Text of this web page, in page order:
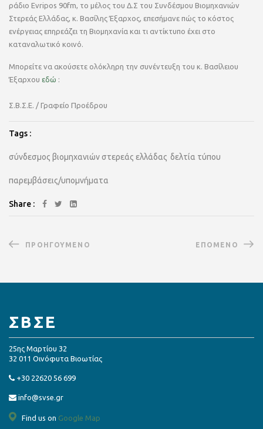
ράδιο Evripos 90fm, το μέλος του Δ.Σ του Συνδέσμου Βιομηχανιών
Στερεάς Ελλάδας, κ. Βασίλης Έξαρχος, επεσήμανε πώς το κόστος
ενέργειας επηρεάζει τη Βιομηχανία και τι αντίκτυπο έχει στο
καταναλωτικό κοινό.
Μπορείτε να ακούσετε ολόκληρη την συνέντευξη του κ. Βασίλειου
Έξαρχου εδώ :
Σ.Β.Σ.Ε. / Γραφείο Προέδρου
Tags :
σύνδεσμος βιομηχανιών στερεάς ελλάδας δελτία τύπου
παρεμβάσεις/υπομνήματα
Share :
ΠΡΟΗΓΟΎΜΕΝΟ ΕΠΌΜΕΝΟ
ΣΒΣΕ
25ης Μαρτίου 32
32 011 Οινόφυτα Βιοωτίας
+30 22620 56 699
info@svse.gr
Find us on Google Map